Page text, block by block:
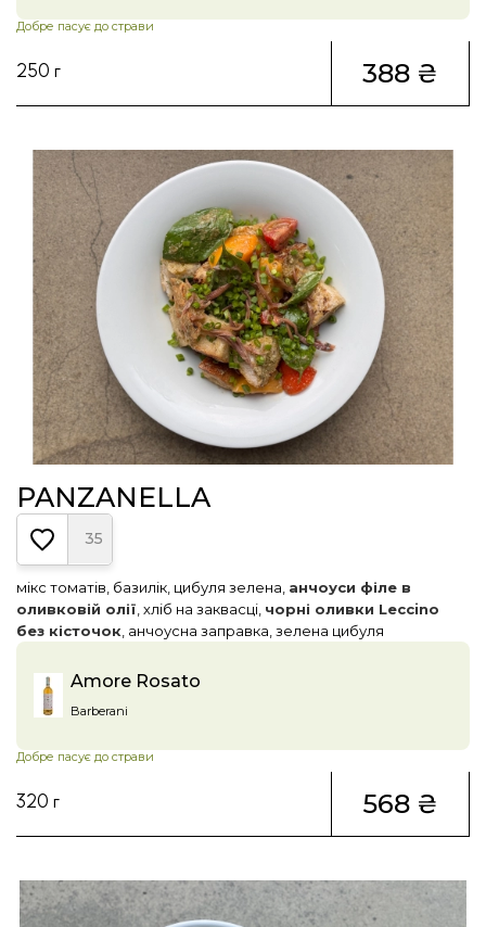
Добре пасує до страви
250 г 388 ₴
PANZANELLA
35
мікс томатів, базилік, цибуля зелена, анчоуси філе в
оливковій олії , хліб на заквасці, чорні оливки Leccino
без кісточок , анчоусна заправка, зелена цибуля
Amore Rosato
Barberani
Добре пасує до страви
320 г 568 ₴